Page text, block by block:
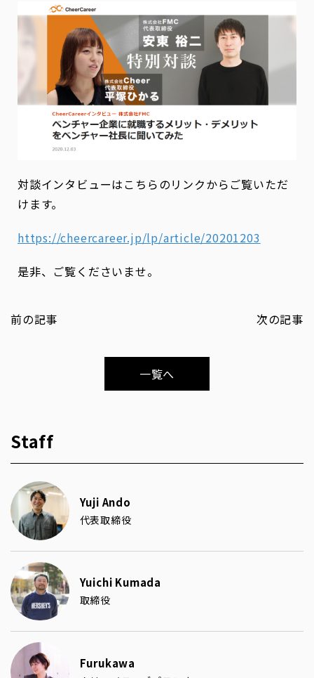
対談インタビューはこちらのリンクからご覧いただ
けます。
https://cheercareer.jp/lp/article/20201203
是非、ご覧くださいませ。
前の記事 次の記事
一覧へ
Staff
Yuji Ando
代表取締役
Yuichi Kumada
取締役
Furukawa